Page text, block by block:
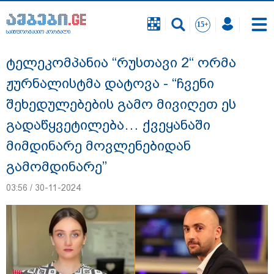
საინფორმაციო პორტალი
გიგა ავალიანის საქმეზე დაკავებულ ორ
არასრულწლოვანს, ნია იმნაძესა და
ანასტასია ბერუაშვილს აღკვეთის
ღონისძიების სახით პატიმრობა
საინფორმაციო პორტალი
ტელეკომპანია “რუსთავი 2“ ორმა
ჟურნალისტმა დატოვა - “ჩვენი
შეხედულებების გამო მივიღეთ ეს
გადაწყვეტილება… ქვეყანაში
მიმდინარე მოვლენებიდან
გამომდინარე”
03:56 / 30-11-2024